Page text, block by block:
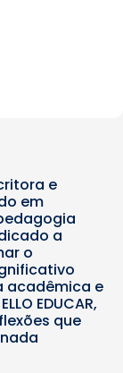
e
em
a
o
acadêmica e
EDUCAR,
que